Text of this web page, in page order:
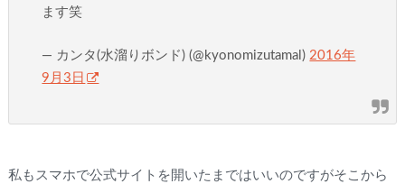
ます笑
— カンタ(水溜りボンド) (@kyonomizutamal)2016年
9月3日
私もスマホで公式サイトを開いたまではいいのですがそこから